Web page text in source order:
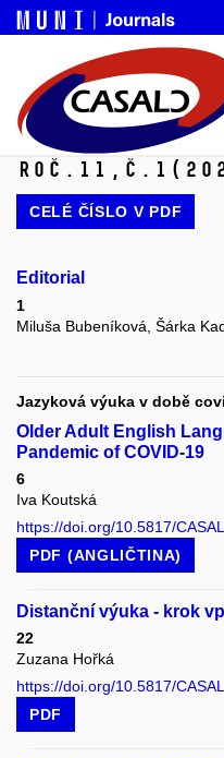
Roč.11, č.1
CELÉ ČÍSLO V PDF
Editorial
1
Miluša Bubeníková, Šárka
Jazyková výuka v době
Older Adult English
Pandemic of COVID-19
6
Iva Koutská
https://doi.org/10.5817/
PDF (ANGLIČTINA)
Distanční výuka - krok
22
Zuzana Hořká
https://doi.org/10.5817/
PDF